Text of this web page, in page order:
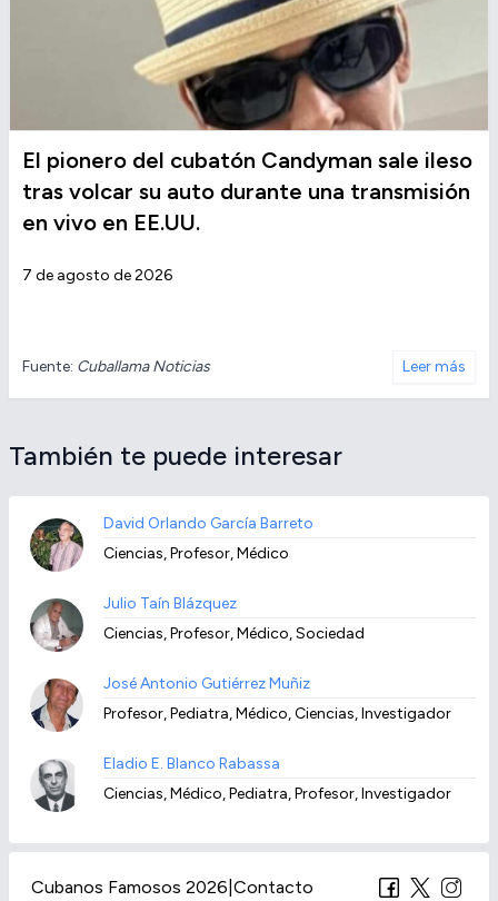
El pionero del cubatón Candyman sale ileso
tras volcar su auto durante una transmisión
en vivo en EE.UU.
7 de agosto de 2026
Fuente: Cuballama Noticias Leer más
También te puede interesar
David Orlando García Barreto
Ciencias, Profesor, Médico
Julio Taín Blázquez
Ciencias, Profesor, Médico, Sociedad
José Antonio Gutiérrez Muñiz
Profesor, Pediatra, Médico, Ciencias, Investigador
Eladio E. Blanco Rabassa
Ciencias, Médico, Pediatra, Profesor, Investigador
Cubanos Famosos 2026 Contacto